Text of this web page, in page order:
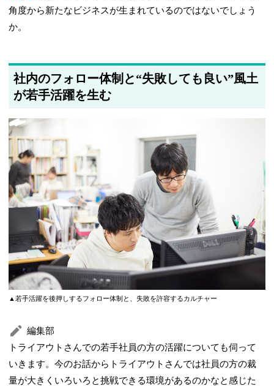
角度から新たなビジネスが生まれているのではないでしょう
か。
社内のフォロー体制と“失敗しても良い”風土
が若手活躍を生む
▲若手活躍を後押しするフォロー体制と、失敗を許容するカルチャー
編集部
トライアウトさんでの若手社員の方の活躍についても伺って
いきます。今のお話からトライアウトさんでは社員の方の裁
量が大きくいろいろと挑戦できる環境があるのかなと感じた